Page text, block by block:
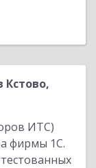
ИТС)
фирмы 1С.